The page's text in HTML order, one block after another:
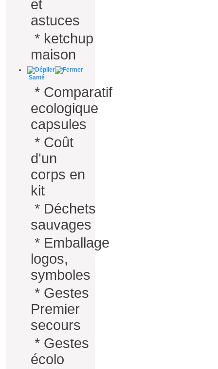
et
astuces
* ketchup
maison
Santé
* Comparatif
ecologique
capsules
* Coût
d'un
corps en
kit
* Déchets
sauvages
* Emballage
logos,
symboles
* Gestes
Premier
secours
* Gestes
écolo